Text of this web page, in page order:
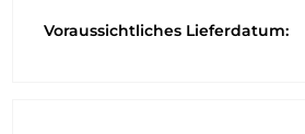
Voraussichtliches Lieferdatum: